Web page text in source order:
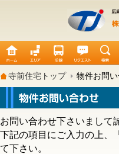
寺前住宅トップ 物件お問
お問い合わせ下さいまして
下記の項目にご入力の上、
て下さい。